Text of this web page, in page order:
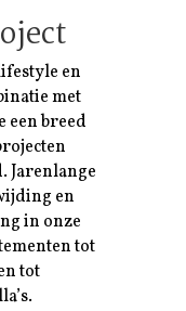
en
met
een breed
Jarenlange
en
in onze
tot
tot